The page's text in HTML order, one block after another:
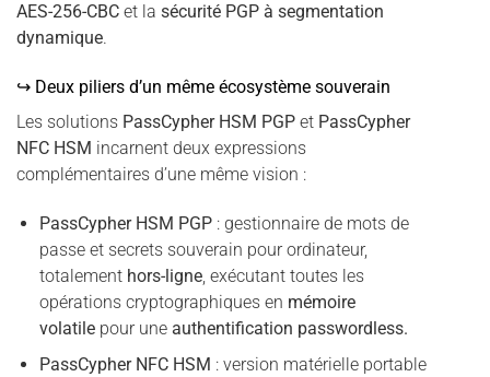
AES-256-CBC et la sécurité PGP à segmentation
dynamique.
↪ Deux piliers d’un même écosystème souverain
Les solutions PassCypher HSM PGP et PassCypher
NFC HSM incarnent deux expressions
complémentaires d’une même vision :
PassCypher HSM PGP: gestionnaire de mots de
passe et secrets souverain pour ordinateur,
totalement hors-ligne, exécutant toutes les
opérations cryptographiques en mémoire
volatile pour une authentification passwordless.
PassCypher NFC HSM : version matérielle portable